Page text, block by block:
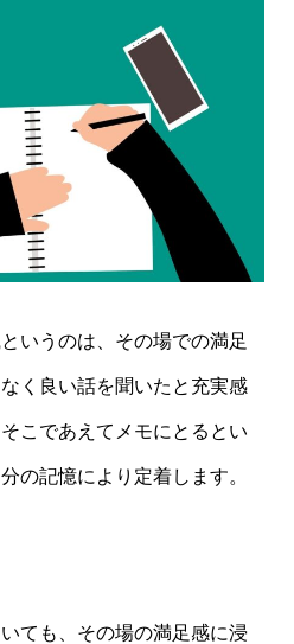
いうのは、その場での満足
く良い話を聞いたと充実感
こであえてメモにとるとい
の記憶により定着します。
ても、その場の満足感に浸